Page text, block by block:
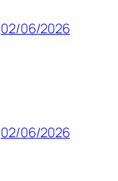
02/06/2026
02/06/2026